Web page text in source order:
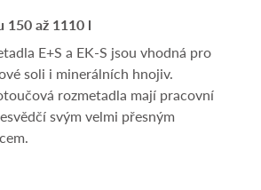
150 až 1110 l
E+S a EK-S jsou vhodná pro
soli i minerálních hnojiv.
rozmetadla mají pracovní
svým velmi přesným